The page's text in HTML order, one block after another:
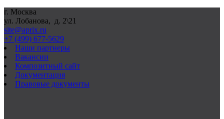
г. Москва
ул. Лобанова, д. 2\21
site@aprix.ru
+7 (499) 677-5629
Наши партнеры
Вакансии
Композитный сайт
Документация
Правовые документы